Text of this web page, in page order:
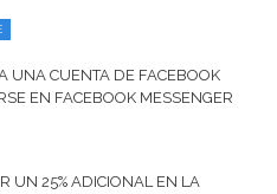
UNA CUENTA DE FACEBOOK
EN FACEBOOK MESSENGER
UN 25% ADICIONAL EN LA